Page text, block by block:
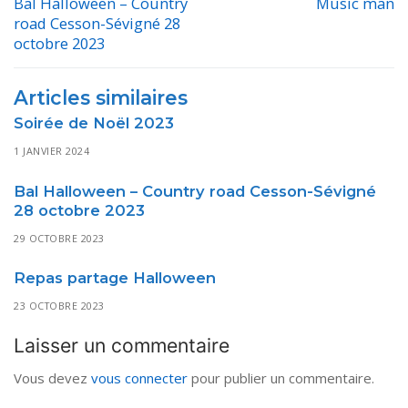
l’article
post:
road Cesson-Sévigné 28
octobre 2023
Articles similaires
Soirée de Noël 2023
1 JANVIER 2024
Bal Halloween – Country road Cesson-Sévigné
28 octobre 2023
29 OCTOBRE 2023
Repas partage Halloween
23 OCTOBRE 2023
Laisser un commentaire
Vous devez vous connecter pour publier un commentaire.